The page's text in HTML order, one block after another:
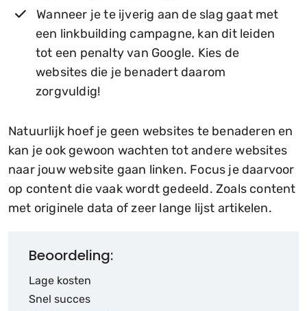
Wanneer je te ijverig aan de slag gaat met
een linkbuilding campagne, kan dit leiden
tot een penalty van Google. Kies de
websites die je benadert daarom
zorgvuldig!
Natuurlijk hoef je geen websites te benaderen en
kan je ook gewoon wachten tot andere websites
naar jouw website gaan linken. Focus je daarvoor
op content die vaak wordt gedeeld. Zoals content
met originele data of zeer lange lijst artikelen.
Beoordeling:
Lage kosten
Snel succes